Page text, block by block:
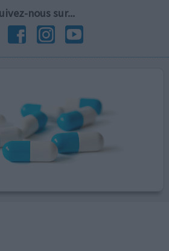
nous sur...